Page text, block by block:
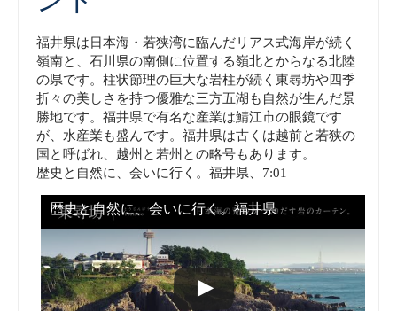
商
標
47
都
府
県
福井県は日本海・若狭湾に臨んだリアス式海岸が続く
嶺南と、石川県の南側に位置する嶺北とからなる北陸
の県です。柱状節理の巨大な岩柱が続く東尋坊や四季
折々の美しさを持つ優雅な三方五湖も自然が生んだ景
勝地です。福井県で有名な産業は鯖江市の眼鏡です
が、水産業も盛んです。福井県は古くは越前と若狭の
国と呼ばれ、越州と若州との略号もあります。
歴史と自然に、会いに行く。福井県、7:01
歴史と自然に、会いに行く。福井県